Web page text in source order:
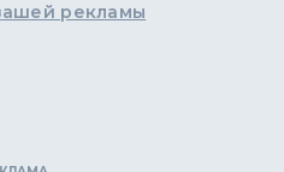
рекламы